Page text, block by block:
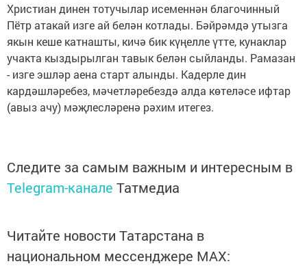
Христиан динен тотучылар исеменнән благочинный
Пётр атакай изге ай белән котлады. Бәйрәмдә утызга
якын кеше катнашты, кичә бик күңелле үтте, кунаклар
учакта кыздырылган тавык белән сыйланды. Рамазан
- изге эшләр аена старт алынды. Кадерле дин
кардәшләребез, мәчетләребездә алда көтеләсе ифтар
(авыз ачу) мәҗлесләренә рәхим итегез.
Следите за самым важным и интересным в
Telegram-канале Татмедиа
Читайте новости Татарстана в
национальном мессенджере MАХ: